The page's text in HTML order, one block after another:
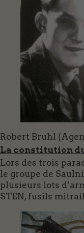
Robert Bruhl
La constitution
Lors des trois
le groupe de
plusieurs lots
STEN, fusils